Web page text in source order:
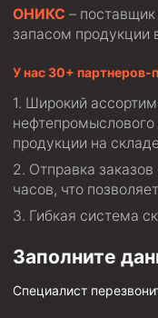
ОНИКС –
запасом продукции
У нас 30+ партнеров-
Широкий
нефтепромыслового
продукции на
Отправка
часов, что
Гибкая система
Заполните
Специалист